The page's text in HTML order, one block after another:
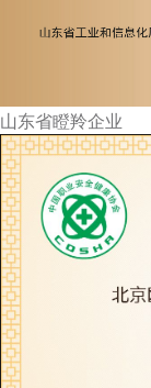
山东省瞪羚企业